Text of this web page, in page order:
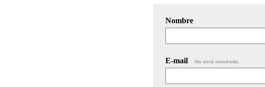
Nombre
E-mail No será mostrado.